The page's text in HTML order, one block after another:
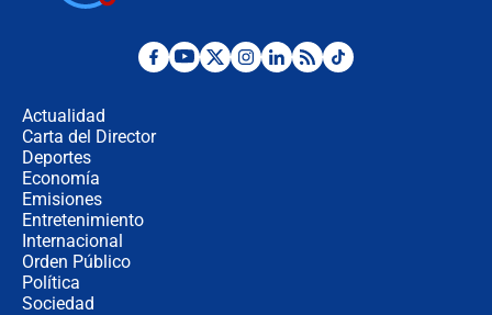
Las seis de las 6 con Juan Lozano |
Actualidad
Carta del Director
Deportes
Economía
Emisiones
Entretenimiento
Internacional
Orden Público
Política
Sociedad